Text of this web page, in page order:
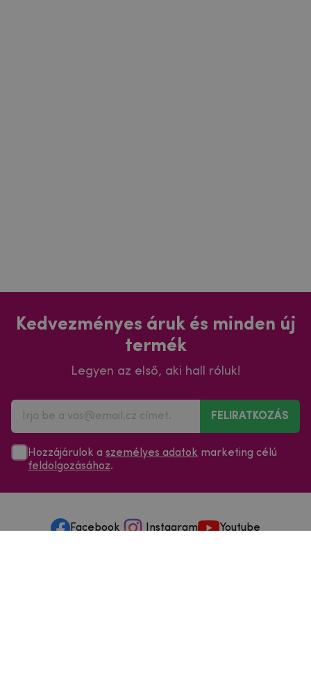
Kedvezményes áruk és minden új
termék
Legyen az első, aki hall róluk!
FELIRATKOZÁS
Hozzájárulok a személyes adatok marketing célú
feldolgozásához.
Facebook Instagram Youtube